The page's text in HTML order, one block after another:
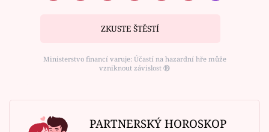
ZKUSTE ŠTĚSTÍ
Ministerstvo financí varuje: Účastí na hazardní hře může
vzniknout závislost ⑱
PARTNERSKÝ HOROSKOP